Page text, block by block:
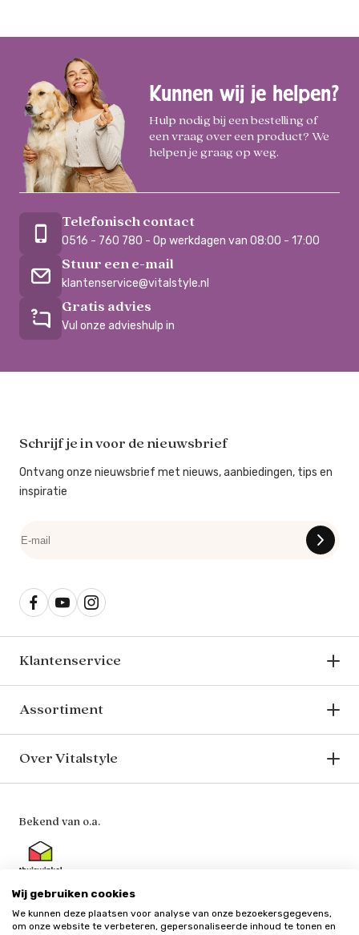
Kunnen wij je helpen?
Hulp nodig bij een bestelling of
een vraag over een product? We
helpen je graag op weg.
Telefonisch contact
0516 - 760 780 - Op werkdagen van 08:00 - 17:00
Stuur een e-mail
klantenservice@vitalstyle.nl
Gratis advies
Vul onze advieshulp in
Schrijf je in voor de nieuwsbrief
Ontvang onze nieuwsbrief met nieuws, aanbiedingen, tips en
inspiratie
Klantenservice
Assortiment
Over Vitalstyle
Bekend van o.a.
Veilig en vertrouwd
Wij gebruiken cookies
We kunnen deze plaatsen voor analyse van onze bezoekersgegevens,
om onze website te verbeteren, gepersonaliseerde inhoud te tonen en